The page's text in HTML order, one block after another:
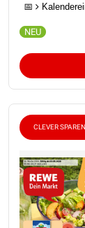
📅
CLEVER SPAREN